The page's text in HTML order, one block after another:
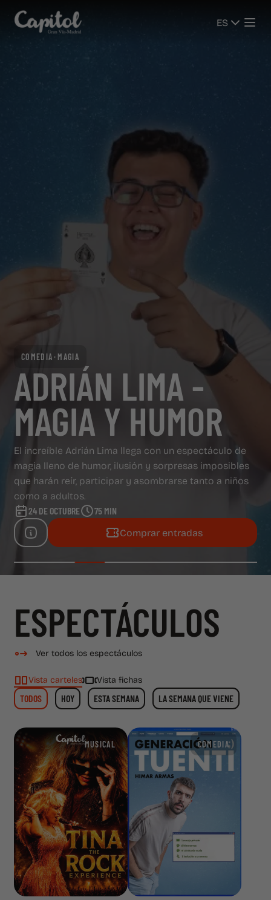
ES
PLANIFICA LA VISITA
PLANIFICA LA VISITA
EVENTOS
PANTALLAS PUBLICITARIAS
PANTALLAS PUBLICITARIAS
SOBRE CAPITOL
SOBRE CAPITOL
COMEDIA MAGIA
ADRIÁN LIMA -
MAGIA Y HUMOR
El increíble Adrián Lima llega con un espectáculo de
magia lleno de humor, ilusión y sorpresas imposibles
que harán reír, participar y asombrarse tanto a niños
como a adultos.
24 DE OCTUBRE
75 MIN
Comprar entradas
ESPECTÁCULOS
Ver todos los espectáculos
TODOS HOY ESTA SEMANA LA SEMANA QUE VIENE
Vista carteles Vista fichas
MUSICAL COMEDIA